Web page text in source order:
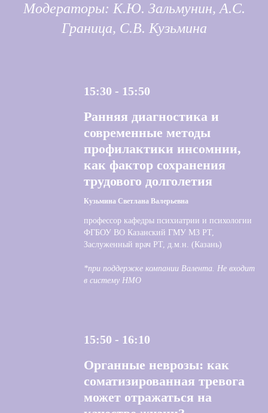
Модераторы: К.Ю. Зальмунин, А.С.
Граница, С.В. Кузьмина
15:30 - 15:50
Ранняя диагностика и
современные методы
профилактики инсомнии,
как фактор сохранения
трудового долголетия
Кузьмина Светлана Валерьевна
профессор кафедры психиатрии и психологии
ФГБОУ ВО Казанский ГМУ МЗ РТ,
Заслуженный врач РТ, д.м.н. (Казань)
*при поддержке компании Валента. Не входит
в систему НМО
15:50 - 16:10
Органные неврозы: как
соматизированная тревога
может отражаться на